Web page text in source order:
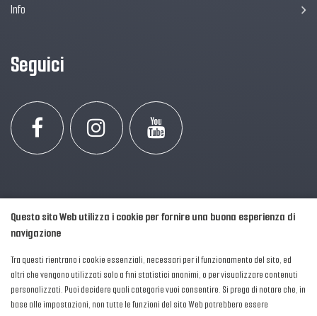
Info
Seguici
2016-2026 © AIPFM - Festa della Musica Italia Tutti i Diritti Riservati.
Privacy Policy
| Cookies
Questo sito Web utilizza i cookie per fornire una buona esperienza di
navigazione
Tra questi rientrano i cookie essenziali, necessari per il funzionamento del sito, ed
altri che vengono utilizzati solo a fini statistici anonimi, o per visualizzare contenuti
personalizzati. Puoi decidere quali categorie vuoi consentire. Si prega di notare che, in
base alle impostazioni, non tutte le funzioni del sito Web potrebbero essere